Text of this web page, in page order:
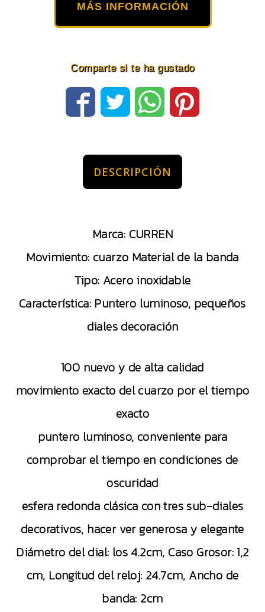
MÁS INFORMACIÓN
Comparte si te ha gustado
DESCRIPCIÓN
Marca: CURREN
Movimiento: cuarzo Material de la banda
Tipo: Acero inoxidable
Característica: Puntero luminoso, pequeños
diales decoración
100 nuevo y de alta calidad
movimiento exacto del cuarzo por el tiempo
exacto
puntero luminoso, conveniente para
comprobar el tiempo en condiciones de
oscuridad
esfera redonda clásica con tres sub-diales
decorativos, hacer ver generosa y elegante
Diámetro del dial: los 4.2cm, Caso Grosor: 1,2
cm, Longitud del reloj: 24.7cm, Ancho de
banda: 2cm